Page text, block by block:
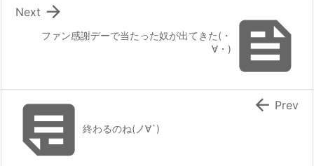

ファン感謝デーで当たった奴が出てきた(・
∀・)

Next
終わるのね(ノ∀`)
 Prev